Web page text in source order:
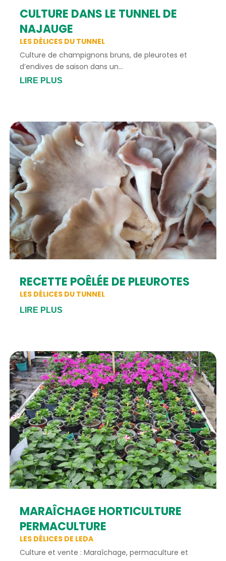
CULTURE DANS LE TUNNEL DE
NAJAUGE
LES DÉLICES DU TUNNEL
Culture de champignons bruns, de pleurotes et
d’endives de saison dans un...
LIRE PLUS
RECETTE POÊLÉE DE PLEUROTES
LES DÉLICES DU TUNNEL
LIRE PLUS
MARAÎCHAGE HORTICULTURE
PERMACULTURE
LES DÉLICES DE LEDA
Culture et vente : Maraîchage, permaculture et